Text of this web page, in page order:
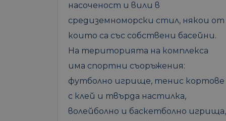
насоченост и вили в
средиземноморски стил, някои от
които са със собствени басейни.
На територията на комплекса
има спортни съоръжения:
футболно игрище, тенис кортове
с клей и твърда настилка,
волейболно и баскетболно игрища,